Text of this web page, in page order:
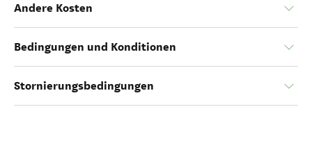
Andere Kosten
Bedingungen und Konditionen
Stornierungsbedingungen